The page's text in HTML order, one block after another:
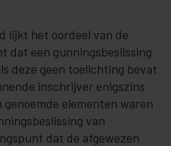
lijkt het oordeel van de
dat een gunningsbeslissing
deze geen toelichting bevat
inschrijver enigszins
elementen waren
van
dat de afgewezen